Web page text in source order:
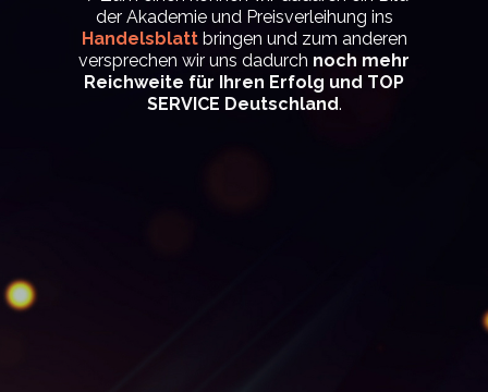
der Akademie und Preisverleihung ins
Handelsblattbringen und zum anderen
versprechen wir uns dadurch noch mehr
Reichweite für Ihren Erfolg und TOP
SERVICE Deutschland.